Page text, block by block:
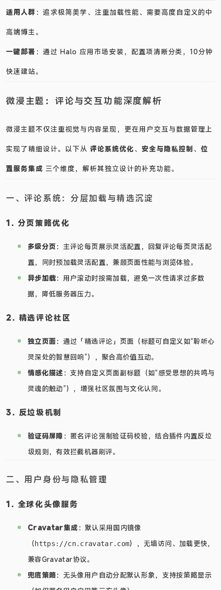
适用人群 ：追求极简美学、注重加载性能、需要高度自定义的中
高端博主。
一键部署 ：通过 Halo 应用市场安装，配置项清晰分类，10分钟
快速建站。
微浸主题：评论与交互功能深度解析
微浸主题不仅注重视觉与内容呈现，更在用户交互与数据管理上
实现了精细设计。以下从 评论系统优化 、 安全与隐私控制 、 位
置服务集成 三个维度，解析其独立设计的补充功能。
一、评论系统：分层加载与精选沉淀
1. 分页策略优化
多级分页 ：主评论每页展示灵活配置，回复评论每页灵活配
置，同时预加载灵活配置，兼顾页面性能与浏览体验。
异步加载：用户滚动时按需加载，避免一次性请求过多数
据，降低服务器压力。
2. 精选评论社区
独立页面：通过「精选评论」页面（标题可自定义如“聆听心
灵深处的智慧回响”），聚合高价值互动。
情感化描述 ：支持自定义页面副标题（如“感受思想的共鸣与
灵魂的触动”），增强社区氛围与文化认同。
3. 反垃圾机制
验证码屏障 ：匿名评论强制验证码校验，结合插件内置反垃
圾规则，有效拦截机器刷评。
二、用户身份与隐私管理
1. 全球化头像服务
Cravatar集成 ：默认采用国内镜像
（https://cn.cravatar.com），无墙访问、加载更快，
兼容Gravatar协议。
兜底策略：无头像用户自动分配默认形象，支持按策略显示